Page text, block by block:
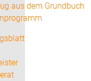
aus dem Grundbuch